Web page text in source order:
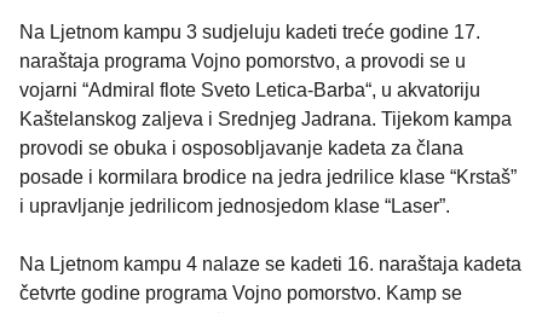
Na Ljetnom kampu 3 sudjeluju kadeti treće godine 17.
naraštaja programa Vojno pomorstvo, a provodi se u
vojarni “Admiral flote Sveto Letica-Barba“, u akvatoriju
Kaštelanskog zaljeva i Srednjeg Jadrana. Tijekom kampa
provodi se obuka i osposobljavanje kadeta za člana
posade i kormilara brodice na jedra jedrilice klase “Krstaš”
i upravljanje jedrilicom jednosjedom klase “Laser”.
Na Ljetnom kampu 4 nalaze se kadeti 16. naraštaja kadeta
četvrte godine programa Vojno pomorstvo. Kamp se